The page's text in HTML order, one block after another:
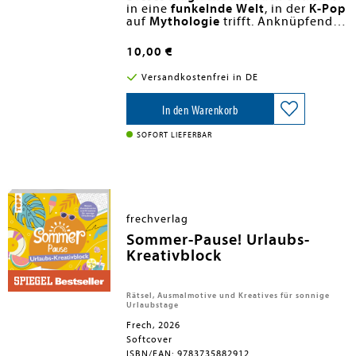
in eine funkelnde Welt, in der K-Pop
aufMythologietrifft. Anknüpfend
Hunters
dieses außergewöhnliche
Ausmalbuch45 zauberhafte
Illustrationenrund um
Girlgroup, die ein großes
Geheimnishat. Zwischenhell
erleuchteten Städten,funkelnden
Bühnenundmystischen
K-Popund
Energie
10,00 €
Versandkostenfrei in DE
In den Warenkorb
SOFORT LIEFERBAR
frechverlag
Sommer-Pause! Urlaubs-
Kreativblock
Rätsel, Ausmalmotive und Kreatives für sonnige
Urlaubstage
Frech, 2026
Softcover
ISBN/EAN: 9783735882912